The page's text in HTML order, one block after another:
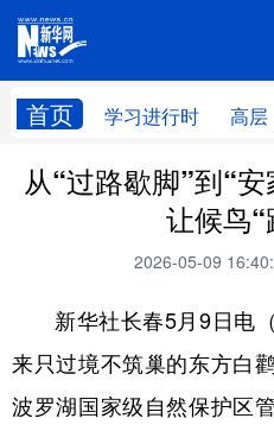
首页 学习进行时 高层
网
学习进行时 高层
财经
科技 科创
文化 书画
从“过路歇脚”到“
让候鸟
2026-05-09
新华社长春5月9日电
来只过境不筑巢的东方白
波罗湖国家级自然保护区